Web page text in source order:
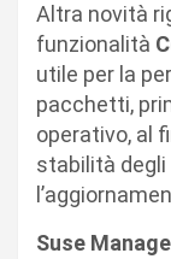
Altra novità
funzionalità
utile per la
pacchetti,
operativo, al
stabilità
Suse